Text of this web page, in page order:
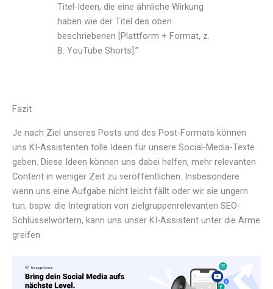
Titel-Ideen, die eine ähnliche Wirkung
haben wie der Titel des oben
beschriebenen [Plattform + Format, z.
B. YouTube Shorts].”
Fazit
Je nach Ziel unseres Posts und des Post-Formats können
uns KI-Assistenten tolle Ideen für unsere Social-Media-Texte
geben. Diese Ideen können uns dabei helfen, mehr relevanten
Content in weniger Zeit zu veröffentlichen. Insbesondere
wenn uns eine Aufgabe nicht leicht fällt oder wir sie ungern
tun, bspw. die Integration von zielgruppenrelevanten SEO-
Schlüsselwörtern, kann uns unser KI-Assistent unter die Arme
greifen.